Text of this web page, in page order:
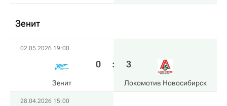
Зенит
02.05.2026 19:00
Зенит
0 : 3
Локомотив Новосибирск
28.04.2026 15:00